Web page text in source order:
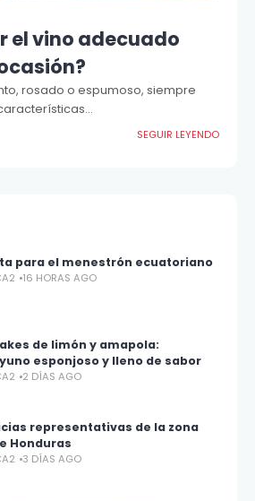
el vino adecuado
rosado o espumoso, siempre
SEGUIR LEYENDO
para el menestrón ecuatoriano
16 HORAS AGO
de limón y amapola:
esponjoso y lleno de sabor
2 DÍAS AGO
representativas de la zona
Honduras
3 DÍAS AGO